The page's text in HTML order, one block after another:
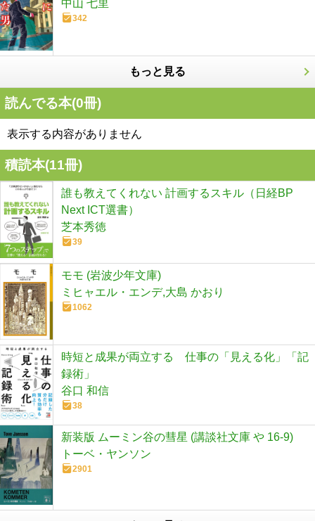
中山 七里
342
もっと見る
読んでる本(0冊)
表示する内容がありません
積読本(11冊)
誰も教えてくれない 計画するスキル（日経BP
Next ICT選書）
芝本秀徳
39
モモ (岩波少年文庫)
ミヒャエル・エンデ,大島 かおり
1062
時短と成果が両立する 仕事の「見える化」「記
録術」
谷口 和信
38
新装版 ムーミン谷の彗星 (講談社文庫 や 16-9)
トーベ・ヤンソン
2901